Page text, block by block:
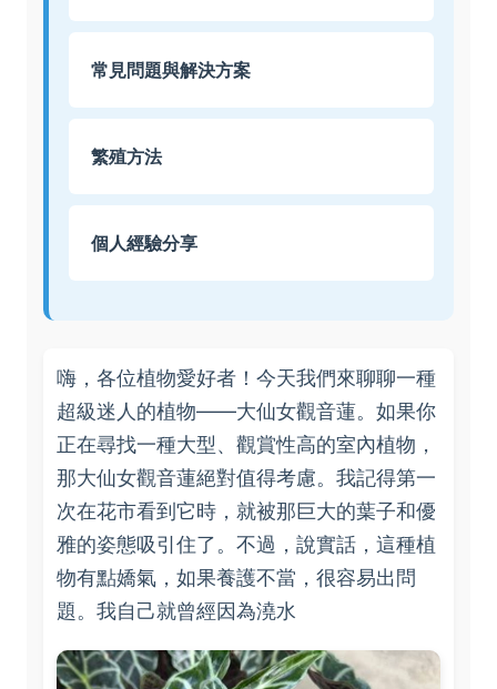
常見問題與解決方案
繁殖方法
個人經驗分享
嗨，各位植物愛好者！今天我們來聊聊一種
超級迷人的植物——大仙女觀音蓮。如果你
正在尋找一種大型、觀賞性高的室內植物，
那大仙女觀音蓮絕對值得考慮。我記得第一
次在花市看到它時，就被那巨大的葉子和優
雅的姿態吸引住了。不過，說實話，這種植
物有點嬌氣，如果養護不當，很容易出問
題。我自己就曾經因為澆水